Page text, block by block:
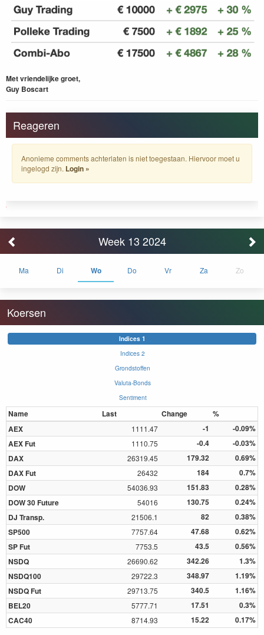
Met vriendelijke groet,
Guy Boscart
Reageren
Anonieme comments achterlaten is niet toegestaan. Hiervoor moet u
ingelogd zijn. Login »
Week 13 2024
Ma Di Wo Do Vr Za Zo
Koersen
Indices 1
Indices 2
Grondstoffen
Valuta-Bonds
Sentiment
Name Last Change
%
AEX
1111.47 -1
-0.09%
AEX Fut
1110.75 -0.4
-0.03%
DAX
26319.45 179.32
0.69%
DAX Fut
26432 184
0.7%
DOW
54036.93 151.83
0.28%
DOW 30 Future
54016 130.75
0.24%
DJ Transp.
21506.1 82
0.38%
SP500
7757.64 47.68
0.62%
SP Fut
7753.5 43.5
0.56%
NSDQ
26690.62 342.26
1.3%
NSDQ100
29722.3 348.97
1.19%
NSDQ Fut
29713.75 340.5
1.16%
BEL20
5777.71 17.51
0.3%
CAC40
8714.93 15.22 0.17%